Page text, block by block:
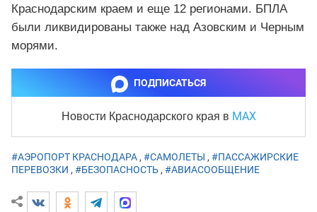
Краснодарским краем и еще 12 регионами. БПЛА
были ликвидированы также над Азовским и Черным
морями.
ПОДПИСАТЬСЯ
Новости Краснодарского края в MAX
#АЭРОПОРТ КРАСНОДАРА, #САМОЛЕТЫ , #ПАССАЖИРСКИЕ
ПЕРЕВОЗКИ , #БЕЗОПАСНОСТЬ, #АВИАСООБЩЕНИЕ